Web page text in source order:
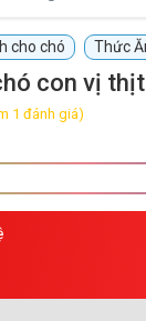
cho chó Thức
con vị
1 đánh giá)